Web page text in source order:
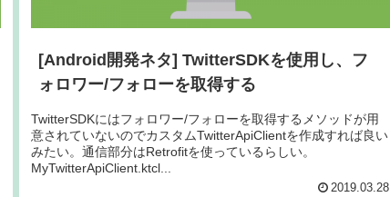
[Android開発ネタ] TwitterSDKを使用し、フ
ォロワー/フォローを取得する
TwitterSDKにはフォロワー/フォローを取得するメソッドが用
意されていないのでカスタムTwitterApiClientを作成すれば良い
みたい。通信部分はRetrofitを使っているらしい。
MyTwitterApiClient.ktcl...
2019.03.28